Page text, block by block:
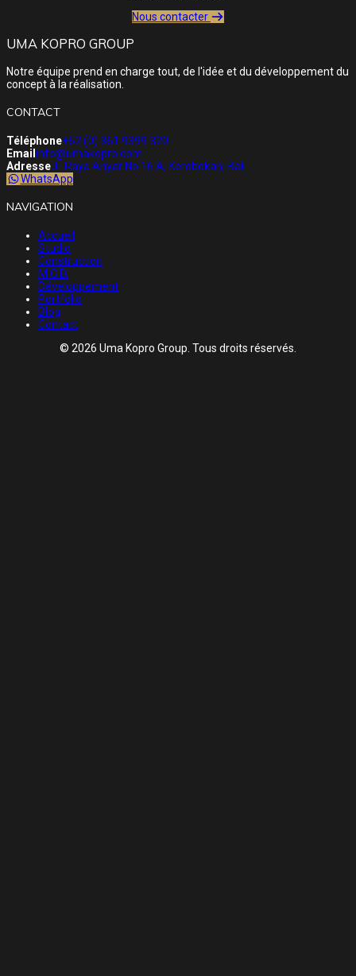
Nous contacter
UMA KOPRO GROUP
Notre équipe prend en charge tout, de l'idée et du développement du
concept à la réalisation.
CONTACT
Téléphone+62 (0) 361 9399 320
Email info@umakopro.com
AdresseJl. Raya Anyar No.16 A, Kerobokan, Bali
WhatsApp
NAVIGATION
Accueil
Studio
Construction
M.O.D.
Développement
Portfolio
Blog
Contact
© 2026 Uma Kopro Group. Tous droits réservés.